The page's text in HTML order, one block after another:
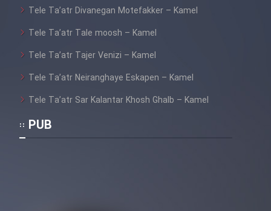
Tele Ta’atr Divanegan Motefakker – Kamel
Tele Ta’atr Tale moosh – Kamel
Tele Ta’atr Tajer Venizi – Kamel
Tele Ta’atr Neiranghaye Eskapen – Kamel
Tele Ta’atr Sar Kalantar Khosh Ghalb – Kamel
PUB